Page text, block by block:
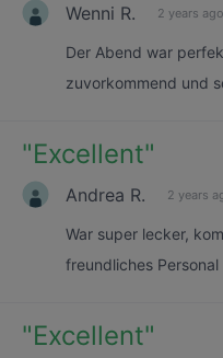
Wenni R. 2 years ago
Der Abend war
zuvorkommend und
"Excellent"
Andrea R. 2 years
War super lecker,
freundliches
"Excellent"